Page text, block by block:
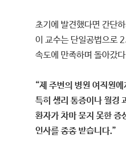
초기에 발견했다면 간단
이 교수는 단일공법으로
속도에 만족하며 돌아갔
“제 주변의 병원 여직원
특히 생리 통증이나 월경
환자가 차마 묻지 못한 증
인사를 종종 받습니다.”